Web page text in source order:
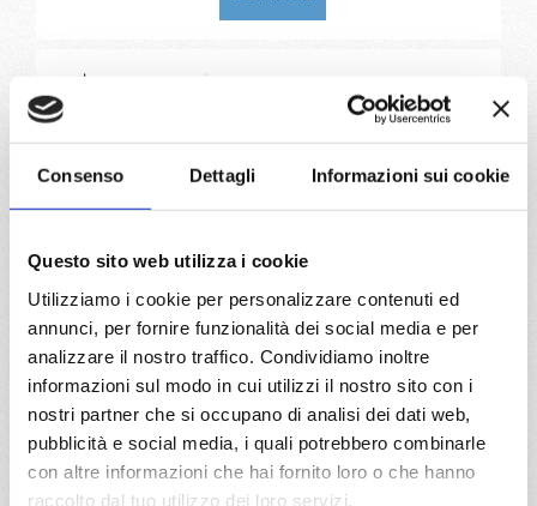
Consenso Dettagli Informazioni sui cookie
Questo sito web utilizza i cookie
Utilizziamo i cookie per personalizzare contenuti ed
annunci, per fornire funzionalità dei social media e per
analizzare il nostro traffico. Condividiamo inoltre
informazioni sul modo in cui utilizzi il nostro sito con i
nostri partner che si occupano di analisi dei dati web,
pubblicità e social media, i quali potrebbero combinarle
con altre informazioni che hai fornito loro o che hanno
raccolto dal tuo utilizzo dei loro servizi.
Valencia, Ibiza, Cagliari, Civitavecchia, Genova, Marsiglia,
Valencia, Provence(marseilles)
13/08/2026
€ 1.003
€ 953
27/08/2026
€ 903
a partire da
€ 903